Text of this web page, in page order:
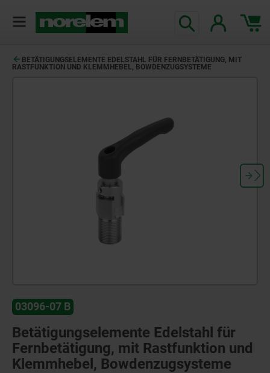
BETÄTIGUNGSELEMENTE EDELSTAHL FÜR FERNBETÄTIGUNG, MIT
RASTFUNKTION UND KLEMMHEBEL, BOWDENZUGSYSTEME
03096-07 B
Betätigungselemente Edelstahl für
Fernbetätigung, mit Rastfunktion und
Klemmhebel, Bowdenzugsysteme